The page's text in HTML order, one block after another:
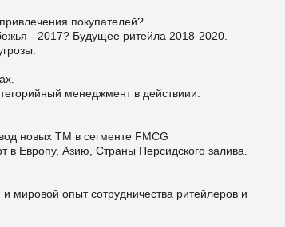
покупателей?
- 2017? Будущее ритейла 2018-2020.
менеджмент в действиии.
новых ТМ в сегменте FMCG
Европу, Азию, Страны Персидского залива.
мировой опыт сотрудничества ритейлеров и